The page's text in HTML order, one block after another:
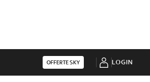
OFFERTE SKY LOGIN